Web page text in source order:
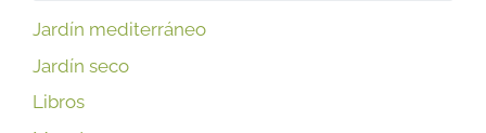
Jardín mediterráneo
Jardín seco
Libros